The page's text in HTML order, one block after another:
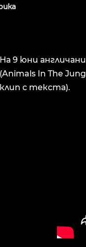
На 9 юни
(Animals In The
клип с текста).